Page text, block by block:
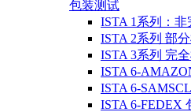
包装测试
ISTA 1系列：
ISTA 2系列 部
ISTA 3系列 完
ISTA 6-
ISTA 6-
ISTA 6-FEDEX